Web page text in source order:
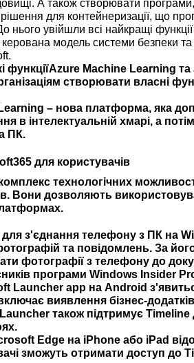
А також створювати програми,
для контейнеризації, що
нього увійшли всі найкращі
модель системи безпеки
функціїAzure Machine Learning та
створювати власні
Learning – нова платформа, яка
в інтелектуальній хмарі, а
ПК.
365 для користувачів
технологічних
Вони дозволяють
для з'єднання телефону з ПК на
та повідомлень. За
фотографії з телефону до
програми Windows Insider
Launcher app наAndroid
виявлення бізнес-
Launcher також підтримуєTimeline
Edge на iPhone або iPad
зможуть отримати доступ